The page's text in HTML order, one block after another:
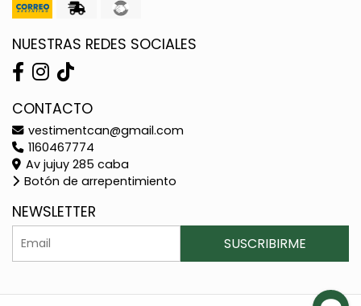
NUESTRAS REDES SOCIALES
CONTACTO
vestimentcan@gmail.com
1160467774
Av jujuy 285 caba
Botón de arrepentimiento
NEWSLETTER
SUSCRIBIRME